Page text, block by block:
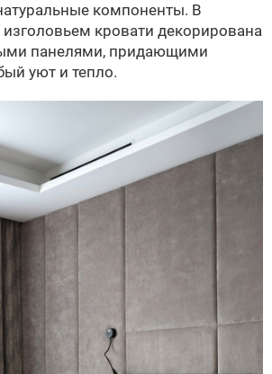
компоненты. В
изголовьем кровати декорирована
панелями, придающими
уют и тепло.